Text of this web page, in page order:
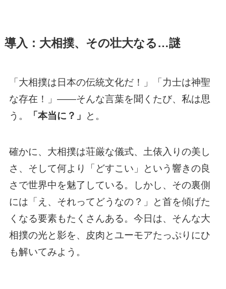
導入：大相撲、その壮大なる…謎
「大相撲は日本の伝統文化だ！」「力士は神聖
な存在！」——そんな言葉を聞くたび、私は思
う。
「本当に？」 と。
確かに、大相撲は荘厳な儀式、土俵入りの美し
さ、そして何より「どすこい」という響きの良
さで世界中を魅了している。しかし、その裏側
には「え、それってどうなの？」と首を傾げた
くなる要素もたくさんある。今日は、そんな大
相撲の光と影を、皮肉とユーモアたっぷりにひ
も解いてみよう。